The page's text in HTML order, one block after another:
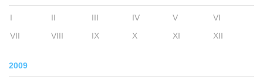
I II III IV V
VI
VII
VIII IX X XI XII
2009